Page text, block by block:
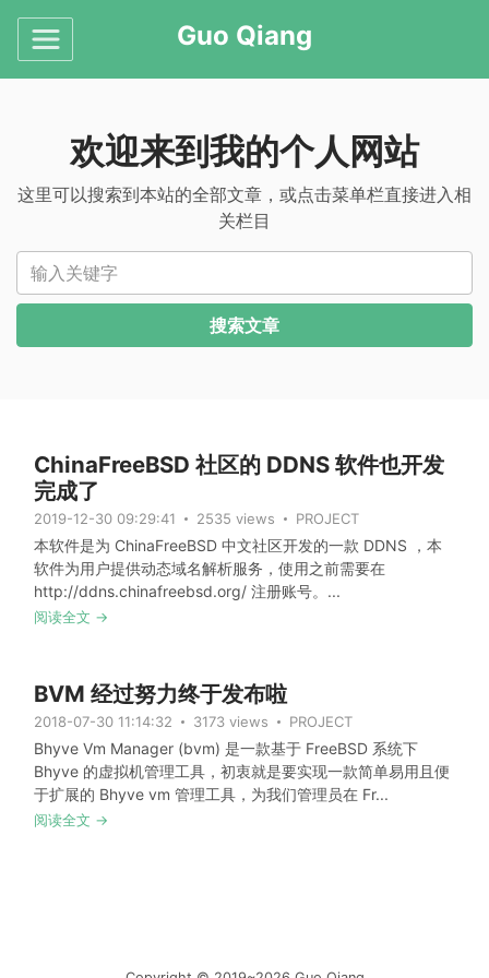
Guo Qiang
欢迎来到我的个人网站
这里可以搜索到本站的全部文章，或点击菜单栏直接进入相
关栏目
搜索文章
ChinaFreeBSD 社区的 DDNS 软件也开发
完成了
2019-12-30 09:29:41 2535 views PROJECT
本软件是为 ChinaFreeBSD 中文社区开发的一款 DDNS ，本
软件为用户提供动态域名解析服务，使用之前需要在
http://ddns.chinafreebsd.org/ 注册账号。...
阅读全文 →
BVM 经过努力终于发布啦
2018-07-30 11:14:32 3173 views PROJECT
Bhyve Vm Manager (bvm) 是一款基于 FreeBSD 系统下
Bhyve 的虚拟机管理工具，初衷就是要实现一款简单易用且便
于扩展的 Bhyve vm 管理工具，为我们管理员在 Fr...
阅读全文 →